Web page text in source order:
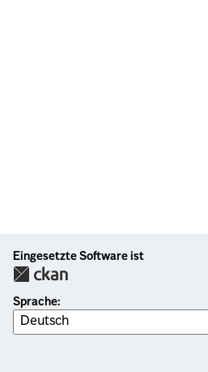
Eingesetzte Software ist
Sprache